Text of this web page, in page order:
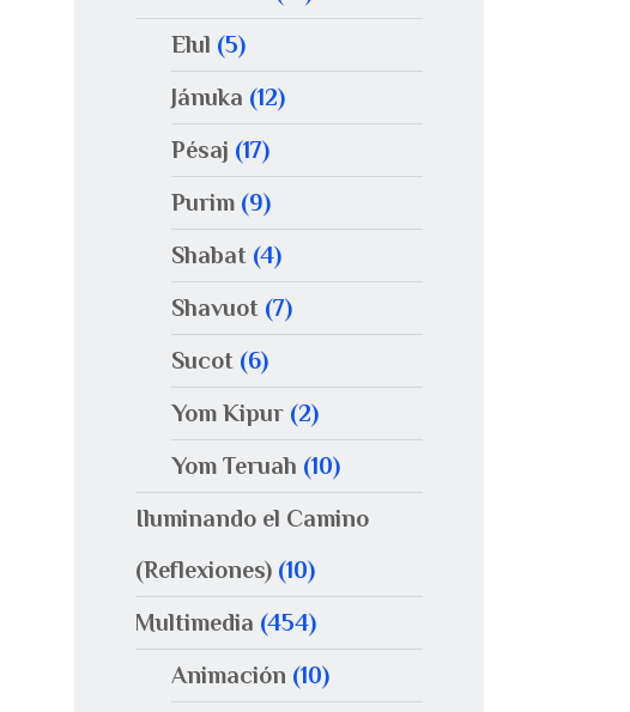
Elul (5)
Jánuka (12)
Pésaj (17)
Purim (9)
Shabat (4)
Shavuot (7)
Sucot (6)
Yom Kipur (2)
Yom Teruah (10)
Iluminando el Camino
(Reflexiones) (10)
Multimedia (454)
Animación (10)